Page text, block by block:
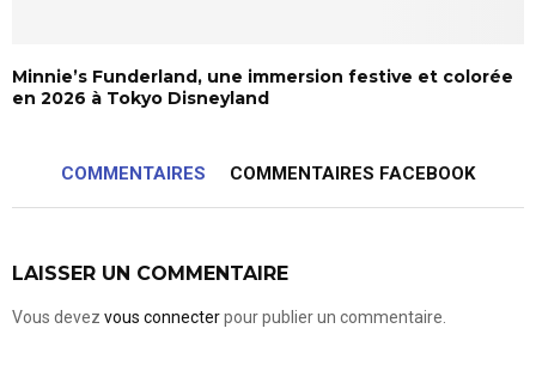
Minnie’s Funderland, une immersion festive et colorée
en 2026 à Tokyo Disneyland
COMMENTAIRES COMMENTAIRES FACEBOOK
LAISSER UN COMMENTAIRE
Vous devez vous connecterpour publier un commentaire.